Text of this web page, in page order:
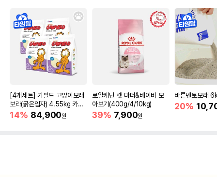
[4개세트] 가필드 고양이모래
보라(굵은입자) 4.55kg 카사
바모래
14% 84,900원
로얄캐닌 캣 마더&베이비 모
아보기(400g/4/10kg)
39% 7,900원
바른벤토모래
20%